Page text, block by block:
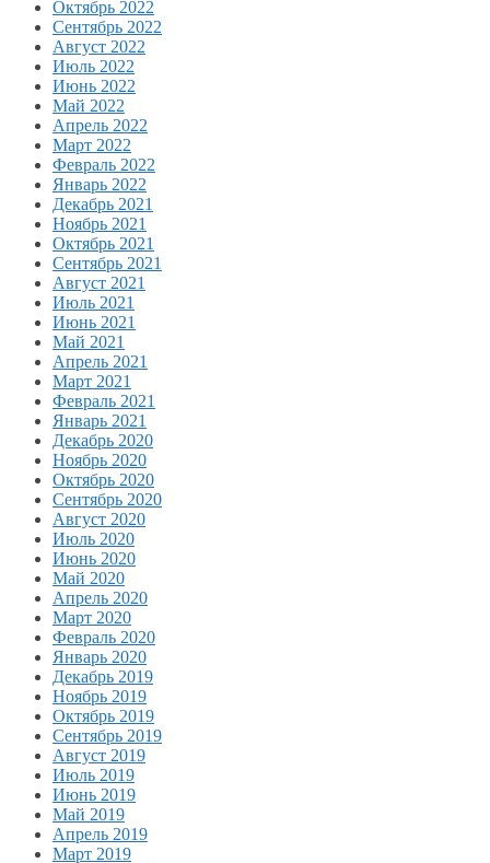
Октябрь 2022
Сентябрь 2022
Август 2022
Июль 2022
Июнь 2022
Май 2022
Апрель 2022
Март 2022
Февраль 2022
Январь 2022
Декабрь 2021
Ноябрь 2021
Октябрь 2021
Сентябрь 2021
Август 2021
Июль 2021
Июнь 2021
Май 2021
Апрель 2021
Март 2021
Февраль 2021
Январь 2021
Декабрь 2020
Ноябрь 2020
Октябрь 2020
Сентябрь 2020
Август 2020
Июль 2020
Июнь 2020
Май 2020
Апрель 2020
Март 2020
Февраль 2020
Январь 2020
Декабрь 2019
Ноябрь 2019
Октябрь 2019
Сентябрь 2019
Август 2019
Июль 2019
Июнь 2019
Май 2019
Апрель 2019
Март 2019